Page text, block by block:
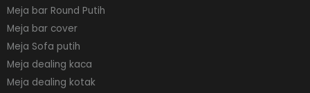
Meja bar Round Putih
Meja bar cover
Meja Sofa putih
Meja dealing kaca
Meja dealing kotak